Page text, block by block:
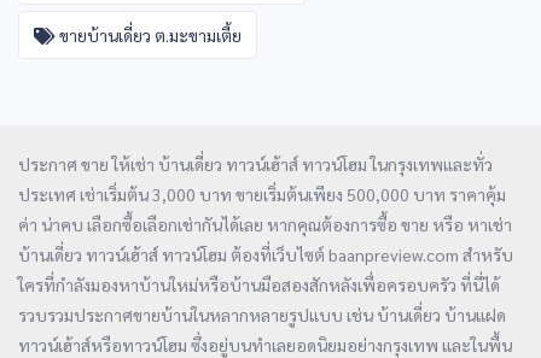
ขายบ้านเดี่ยว ต.มะขามเตี้ย
ประกาศ ขาย ให้เช่า บ้านเดี่ยว ทาวน์เฮ้าส์ ทาวน์โฮม ในกรุงเทพและทั่ว
ประเทศ เช่าเริ่มต้น 3,000 บาท ขายเริ่มต้นเพียง 500,000 บาท ราคาคุ้ม
ค่า น่าคบ เลือกซื้อเลือกเช่ากันได้เลย หากคุณต้องการซื้อ ขาย หรือ หาเช่า
บ้านเดี่ยว ทาวน์เฮ้าส์ ทาวน์โฮม ต้องที่เว็บไซต์ baanpreview.com สำหรับ
ใครที่กำลังมองหาบ้านใหม่หรือบ้านมือสองสักหลังเพื่อครอบครัว ที่นี่ได้
รวบรวมประกาศขายบ้านในหลากหลายรูปแบบ เช่น บ้านเดี่ยว บ้านแฝด
ทาวน์เฮ้าส์หรือทาวน์โฮม ซึ่งอยู่บนทำเลยอดนิยมอย่างกรุงเทพ และในพื้น